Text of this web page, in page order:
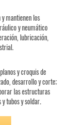
mantienen los
y neumático
lubricación,
y croquis de
desarrollo y corte;
las estructuras
tubos y soldar.